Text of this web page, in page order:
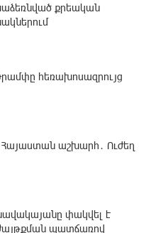
քրեական
հեռախոսազրույց
աշխարհ․ Ուժեղ
փակվել է
պատճառով